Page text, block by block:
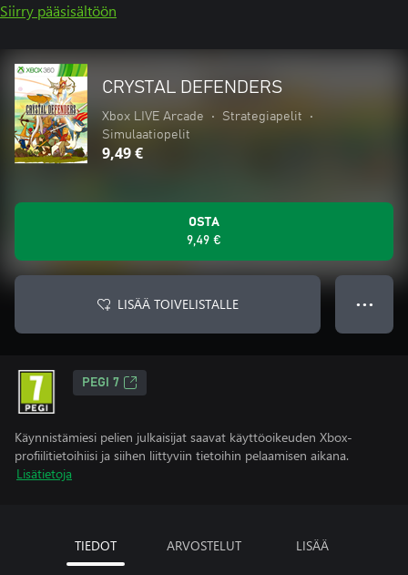
Siirry pääsisältöön
CRYSTAL DEFENDERS
Xbox LIVE Arcade • Strategiapelit
•
Simulaatiopelit
9,49 €
OSTA
9,49 €
LISÄÄ TOIVELISTALLE ● ● ●
PEGI 7
Käynnistämiesi pelien julkaisijat saavat käyttöoikeuden Xbox-
profiilitietoihiisi ja siihen liittyviin tietoihin pelaamisen aikana.
Lisätietoja
TIEDOT ARVOSTELUT LISÄÄ